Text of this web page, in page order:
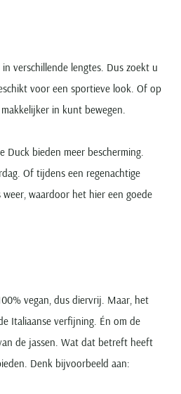
verschillende lengtes. Dus zoekt u
voor een sportieve look. Of op
in kunt bewegen.
Duck bieden meer bescherming.
Of tijdens een regenachtige
waardoor het hier een goede
vegan, dus diervrij. Maar, het
Italiaanse verfijning. Én om de
de jassen. Wat dat betreft heeft
Denk bijvoorbeeld aan: